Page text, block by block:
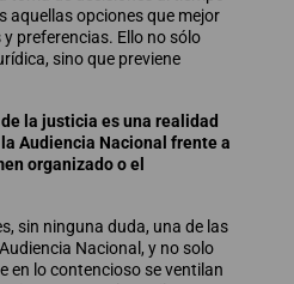
aquellas opciones que mejor
preferencias. Ello no sólo
sino que previene
la justicia es una realidad
Audiencia Nacional frente a
organizado o el
sin ninguna duda, una de las
Nacional, y no solo
en lo contencioso se ventilan